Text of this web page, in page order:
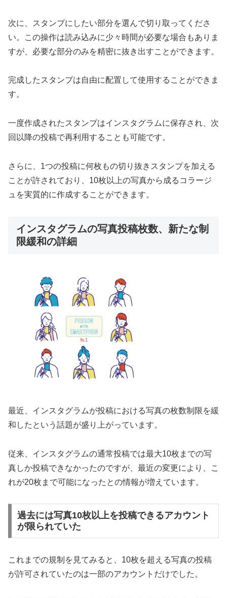
次に、スタンプにしたい部分を選んで切り取ってくださ
い。この操作は読み込みに少々時間が必要な場合もありま
すが、必要な部分のみを精密に抜き出すことができます。
完成したスタンプは自由に配置して使用することができま
す。
一度作成されたスタンプはインスタグラムに保存され、次
回以降の投稿で再利用することも可能です。
さらに、1つの投稿に何枚もの切り抜きスタンプを加える
ことが許されており、10枚以上の写真から成るコラージ
ュを実質的に作成することができます。
インスタグラムの写真投稿枚数、新たな制
限緩和の詳細
最近、インスタグラムが投稿における写真の枚数制限を緩
和したという話題が盛り上がっています。
従来、インスタグラムの通常投稿では最大10枚までの写
真しか投稿できなかったのですが、最近の変更により、こ
れが20枚まで可能になったとの情報が増えています。
過去には写真10枚以上を投稿できるアカウント
が限られていた
これまでの規制を見てみると、10枚を超える写真の投稿
が許可されていたのは一部のアカウントだけでした。